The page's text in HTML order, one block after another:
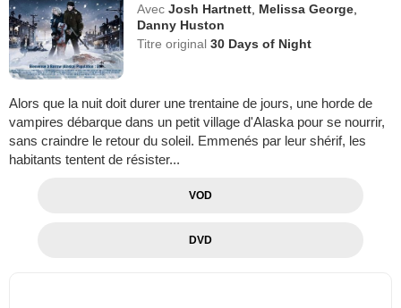
Avec Josh Hartnett Melissa George
Danny Huston
Titre original30 Days of Night
Alors que la nuit doit durer une trentaine de jours, une horde de
vampires débarque dans un petit village d'Alaska pour se nourrir,
sans craindre le retour du soleil. Emmenés par leur shérif, les
habitants tentent de résister...
VOD
DVD